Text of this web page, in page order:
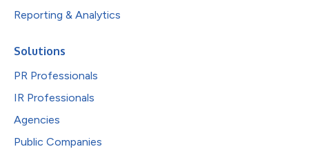
Reporting & Analytics
Solutions
PR Professionals
IR Professionals
Agencies
Public Companies